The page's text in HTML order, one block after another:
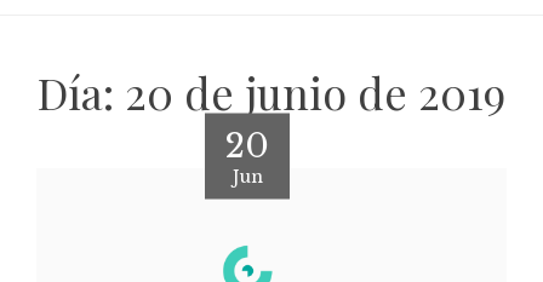
Día: 20 de junio de 2019
20
Jun